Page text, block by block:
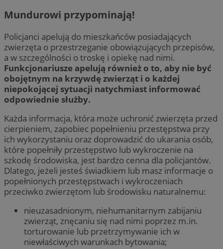
Mundurowi przypominają!
Policjanci apelują do mieszkańców posiadających
zwierzęta o przestrzeganie obowiązujących przepisów,
a w szczególności o troskę i opiekę nad nimi.
Funkcjonariusze apelują również o to, aby nie być
obojętnym na krzywdę zwierząt i o każdej
niepokojącej sytuacji natychmiast informować
odpowiednie służby.
Każda informacja, która może uchronić zwierzęta przed
cierpieniem, zapobiec popełnieniu przestępstwa przy
ich wykorzystaniu oraz doprowadzić do ukarania osób,
które popełniły przestępstwo lub wykroczenie na
szkodę środowiska, jest bardzo cenna dla policjantów.
Dlatego, jeżeli jesteś świadkiem lub masz informacje o
popełnionych przestępstwach i wykroczeniach
przeciwko zwierzętom lub środowisku naturalnemu:
nieuzasadnionym, niehumanitarnym zabijaniu
zwierząt, znęcaniu się nad nimi poprzez m.in.
torturowanie lub przetrzymywanie ich w
niewłaściwych warunkach bytowania;